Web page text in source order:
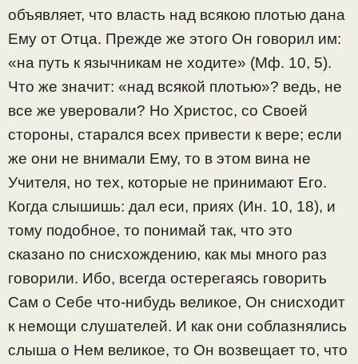
объявляет, что власть над всякою плотью дана
Ему от Отца. Прежде же этого Он говорил им:
«на путь к язычникам не ходите» (Мф. 10, 5).
Что же значит: «над всякой плотью»? ведь, не
все же уверовали? Но Христос, со Своей
стороны, старался всех привести к вере; если
же они не внимали Ему, то в этом вина не
Учителя, но тех, которые не принимают Его.
Когда слышишь: дал еси, приях (Ин. 10, 18), и
тому подобное, то понимай так, что это
сказано по снисхождению, как мы много раз
говорили. Ибо, всегда остерегаясь говорить
Сам о Себе что-нибудь великое, Он снисходит
к немощи слушателей. И как они соблазнялись
слыша о Нем великое, то Он возвещает то, что